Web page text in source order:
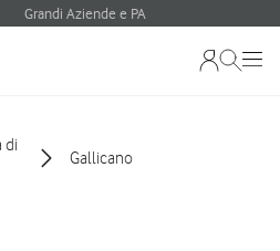
Grandi Aziende e PA
di
Gallicano